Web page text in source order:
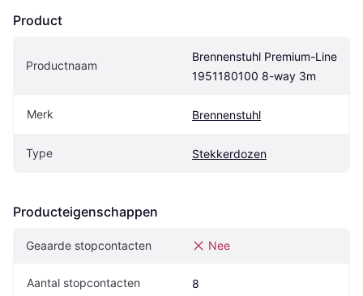
Product
Productnaam
Brennenstuhl Premium-Line
1951180100 8-way 3m
Merk Brennenstuhl
Type Stekkerdozen
Producteigenschappen
Geaarde stopcontacten Nee
Aantal stopcontacten 8